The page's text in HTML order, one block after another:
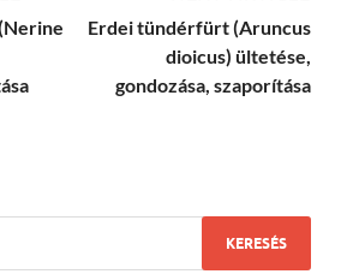
Erdei tündérfürt (Aruncus
dioicus) ültetése,
gondozása, szaporítása